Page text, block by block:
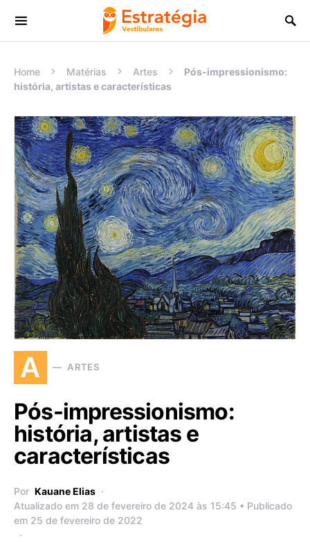
Procurar:
Home Matérias Artes
Pós-impressionismo:
história, artistas e características
A ARTES
Pós-impressionismo:
história, artistas e
características
Por Kauane Elias
Atualizado em 28 de fevereiro de 2024 às 15:45 • Publicado
em 25 de fevereiro de 2022